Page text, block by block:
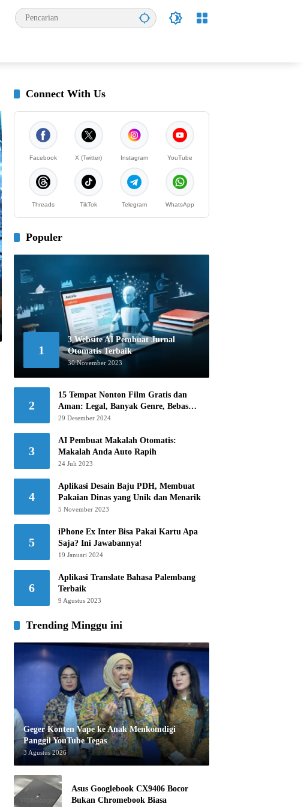
Connect With Us
Facebook X (Twitter) Instagram YouTube
Threads TikTok Telegram WhatsApp
Populer
1
3 Website AI Pembuat Jurnal
Otomatis Terbaik
30 November 2023
2
15 Tempat Nonton Film Gratis dan
Aman: Legal, Banyak Genre, Bebas
Khawatir!
29 Desember 2024
3
AI Pembuat Makalah Otomatis:
Makalah Anda Auto Rapih
24 Juli 2023
4
Aplikasi Desain Baju PDH, Membuat
Pakaian Dinas yang Unik dan Menarik
5 November 2023
5
iPhone Ex Inter Bisa Pakai Kartu Apa
Saja? Ini Jawabannya!
19 Januari 2024
6
Aplikasi Translate Bahasa Palembang
Terbaik
9 Agustus 2023
Trending Minggu ini
Geger Konten Vape ke Anak Menkomdigi
Panggil YouTube Tegas
3 Agustus 2026
Asus Googlebook CX9406 Bocor
Bukan Chromebook Biasa